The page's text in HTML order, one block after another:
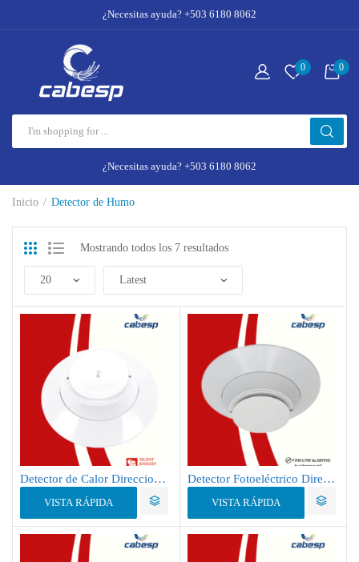
¿Necesitas ayuda? +503 6180 8062
0 0
¿Necesitas ayuda? +503 6180 8062
Inicio Detector de Humo
Mostrando todos los 7 resultados
Detector de Calor Direccionable SK-HEAT-W / 87°C/ Color Blanco
VISTA RÁPIDA
Detector Fotoeléctrico Direccionable SD365
VISTA RÁPIDA